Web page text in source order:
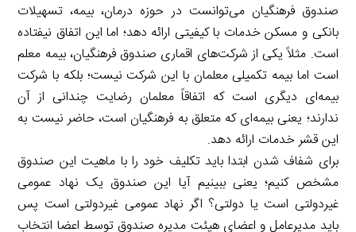
صندوق فرهنگیان می‌توانست در حوزه درمان، بیمه، تسهیلات
بانکی و مسکن خدمات با کیفیتی ارائه دهد؛ اما این اتفاق نیفتاده
است. مثلاً یکی از شرکت‌های اقماری صندوق فرهنگیان، بیمه معلم
است اما بیمه تکمیلی معلمان با این شرکت نیست؛ بلکه با شرکت
بیمه‌ای دیگری است که اتفاقاً معلمان رضایت چندانی از آن
ندارند؛ یعنی بیمه‌ای که متعلق به فرهنگیان است، حاضر نیست به
این قشر خدمات ارائه دهد.
برای شفاف شدن ابتدا باید تکلیف خود را با ماهیت این صندوق
مشخص کنیم؛ یعنی ببینیم آیا این صندوق یک نهاد عمومی
غیردولتی است یا دولتی؟ اگر نهاد عمومی غیردولتی است پس
باید مدیرعامل و اعضای هیئت مدیره صندوق توسط اعضا انتخاب